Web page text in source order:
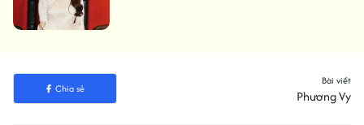
Chia sẻ
Bài viết
Phương Vy